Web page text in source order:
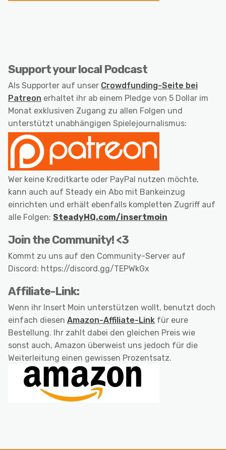
Support your local Podcast
Als Supporter auf unser Crowdfunding-Seite bei
Patreon erhaltet ihr ab einem Pledge von 5 Dollar im
Monat exklusiven Zugang zu allen Folgen und
unterstützt unabhängigen Spielejournalismus:
Wer keine Kreditkarte oder PayPal nutzen möchte,
kann auch auf Steady ein Abo mit Bankeinzug
einrichten und erhält ebenfalls kompletten Zugriff auf
alle Folgen: SteadyHQ.com/insertmoin
Join the Community! <3
Kommt zu uns auf den Community-Server auf
Discord: https://discord.gg/TEPWkGx
Affiliate-Link:
Wenn ihr Insert Moin unterstützen wollt, benutzt doch
einfach diesen Amazon-Affiliate-Link für eure
Bestellung. Ihr zahlt dabei den gleichen Preis wie
sonst auch, Amazon überweist uns jedoch für die
Weiterleitung einen gewissen Prozentsatz.